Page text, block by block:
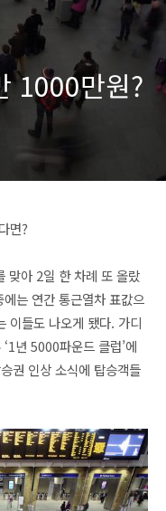
1000만원?
면?
맞아 2일 한 차례 또 올랐
는 연간 통근열차 표값으
이들도 나오게 됐다. 가디
년 5000파운드 클럽’에
권 인상 소식에 탑승객들